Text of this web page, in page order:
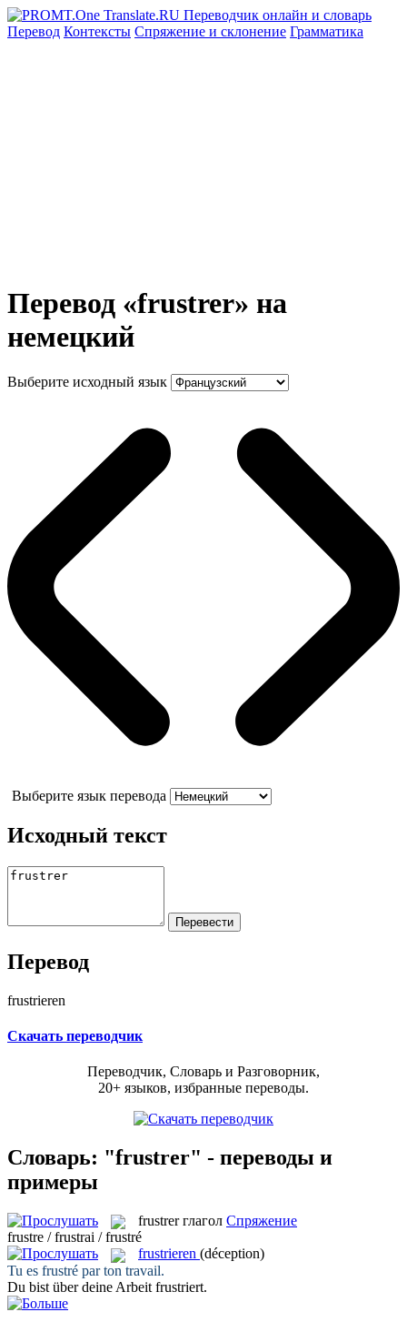
Перевод Контексты Спряжение и склонение Грамматика
Перевод «frustrer» на
немецкий
Выберите исходный язык
Выберите язык перевода
Исходный текст
Перевод
frustrieren
Скачать переводчик
Переводчик, Словарь и Разговорник,
20+ языков, избранные переводы.
Словарь: "frustrer" - переводы и
примеры
frustrer глагол Спряжение
frustre / frustrai / frustré
frustrieren (déception)
Tu es frustré par ton travail.
Du bist über deine Arbeit frustriert.